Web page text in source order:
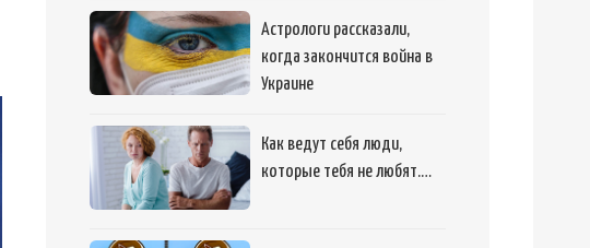
Астрологи рассказали,
когда закончится война в
Украине
Как ведут себя люди,
которые тебя не любят.…